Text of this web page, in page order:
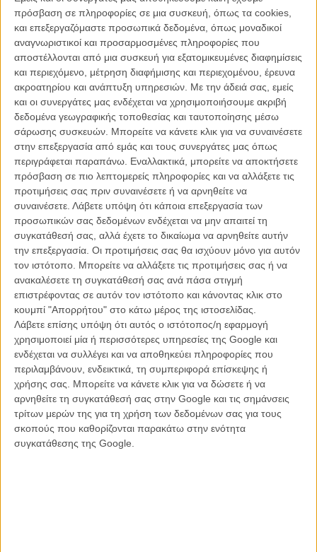
πρόσβαση σε πληροφορίες σε μια συσκευή, όπως τα cookies,
και επεξεργαζόμαστε προσωπικά δεδομένα, όπως μοναδικοί
αναγνωριστικοί και προσαρμοσμένες πληροφορίες που
αποστέλλονται από μια συσκευή για εξατομικευμένες διαφημίσεις
και περιεχόμενο, μέτρηση διαφήμισης και περιεχομένου, έρευνα
ακροατηρίου και ανάπτυξη υπηρεσιών. Με την άδειά σας, εμείς
και οι συνεργάτες μας ενδέχεται να χρησιμοποιήσουμε ακριβή
δεδομένα γεωγραφικής τοποθεσίας και ταυτοποίησης μέσω
σάρωσης συσκευών. Μπορείτε να κάνετε κλικ για να συναινέσετε
στην επεξεργασία από εμάς και τους συνεργάτες μας όπως
περιγράφεται παραπάνω. Εναλλακτικά, μπορείτε να αποκτήσετε
πρόσβαση σε πιο λεπτομερείς πληροφορίες και να αλλάξετε τις
προτιμήσεις σας πριν συναινέσετε ή να αρνηθείτε να
συναινέσετε. Λάβετε υπόψη ότι κάποια επεξεργασία των
προσωπικών σας δεδομένων ενδέχεται να μην απαιτεί τη
συγκατάθεσή σας, αλλά έχετε το δικαίωμα να αρνηθείτε αυτήν
την επεξεργασία. Οι προτιμήσεις σας θα ισχύουν μόνο για αυτόν
τον ιστότοπο. Μπορείτε να αλλάξετε τις προτιμήσεις σας ή να
ανακαλέσετε τη συγκατάθεσή σας ανά πάσα στιγμή
επιστρέφοντας σε αυτόν τον ιστότοπο και κάνοντας κλικ στο
κουμπί "Απορρήτου" στο κάτω μέρος της ιστοσελίδας.
Λάβετε επίσης υπόψη ότι αυτός ο ιστότοπος/η εφαρμογή
χρησιμοποιεί μία ή περισσότερες υπηρεσίες της Google και
ενδέχεται να συλλέγει και να αποθηκεύει πληροφορίες που
περιλαμβάνουν, ενδεικτικά, τη συμπεριφορά επίσκεψης ή
χρήσης σας. Μπορείτε να κάνετε κλικ για να δώσετε ή να
αρνηθείτε τη συγκατάθεσή σας στην Google και τις σημάνσεις
τρίτων μερών της για τη χρήση των δεδομένων σας για τους
σκοπούς που καθορίζονται παρακάτω στην ενότητα
συγκατάθεσης της Google.
ΝΕΑ /09 ΙΟΥΝ 2011/ Γιώργος Κρασσακόπουλος
Super (8) πόστερ
ΝΕΑ /09 ΙΟΥΝ 2011/ Γιώργος Κρασσακόπουλος
Χάρι Πό(σ)τερ
10 ΙΟΥΝ 2011 / Γιώργος Κρασσακόπουλος
Πρώτα πόστερ για το «Τhe Avengers» και το «The
Amazing Spider-man»
ΝΕΑ /14 ΙΟΥΝ 2011/ Μανώλης Κρανάκης
Αφίσα για το «Τανγκό των Χριστουγέννων»
Tάρσεμ Σινγκ: Χαρίζει τη «Snow White» που ξεχωρίζει!
ΝΕΑ / 17 ΙΟΥΝ 2011 / Γιώργος Κρασσακόπουλος
Graphic designers, cowboys and aliens
ΝΕΑ / 30 ΙΟΥΛ 2011 / Γιώργος Κρασσακόπουλος
Οι καλύτερες αφίσες (κινηματογραφικών φεστιβάλ)
της χρονιάς
ΝΕΑ /30 ΔΕΚ 2011/ Γιώργος Κρασσακόπουλος